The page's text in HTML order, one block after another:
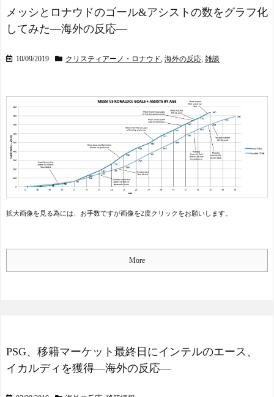
メッシとロナウドのゴール&アシストの数をグラフ化
してみた―海外の反応―
10/09/2019 クリスティアーノ・ロナウド, 海外の反応, 雑談
拡大画像を見る為には、お手数ですが画像を2度クリックをお願いします。
More
PSG、移籍マーケット最終日にインテルのエース、
イカルディを獲得―海外の反応―